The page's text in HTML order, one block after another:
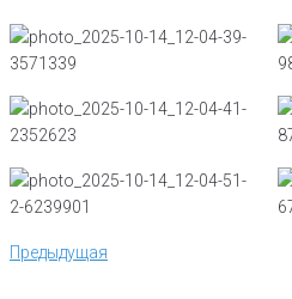
Навигация
по
Предыдущая
Предыдущая